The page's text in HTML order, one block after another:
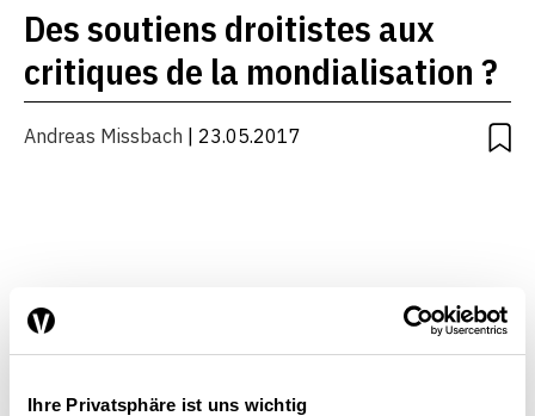
Ihre Privatsphäre ist uns wichtig
Des soutiens droitistes aux
critiques de la mondialisation ?
Andreas Missbach | 23.05.2017
Faire preuve de courage, au lieu
de céder à la pression